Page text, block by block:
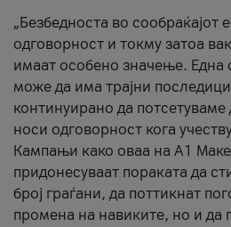
„Безбедноста во сообраќајот
одговорност и токму затоа
имаат особено значење. Една
може да има трајни
континуирано да потсетуваме
носи одговорност кога
Кампањи како оваа на A1
придонесуваат пораката да
број граѓани, да поттикнат
промена на навиките, но и да